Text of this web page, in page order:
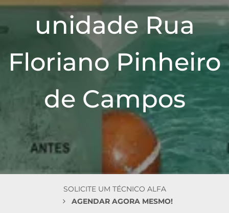
unidade Rua
Floriano Pinheiro
de Campos
SOLICITE UM TÉCNICO ALFA
AGENDAR AGORA MESMO!